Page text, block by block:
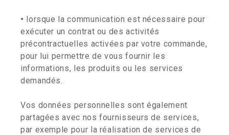
• lorsque la communication est nécessaire pour
exécuter un contrat ou des activités
précontractuelles activées par votre commande,
pour lui permettre de vous fournir les
informations, les produits ou les services
demandés.
Vos données personnelles sont également
partagées avec nos fournisseurs de services,
par exemple pour la réalisation de services de